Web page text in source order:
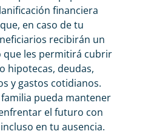
financiera
en caso de tu
recibirán un
que les permitirá cubrir
hipotecas, deudas,
y gastos cotidianos.
pueda mantener
el futuro con
en tu ausencia.